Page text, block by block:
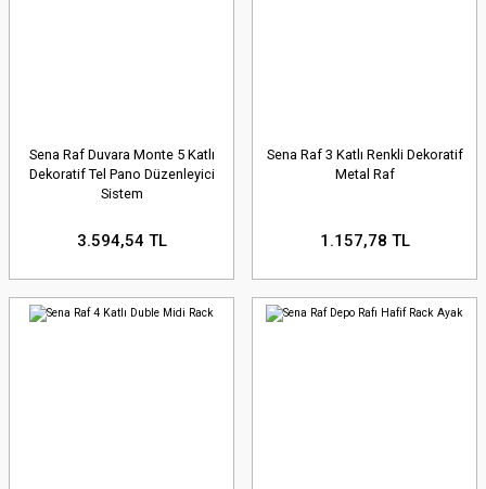
Sena Raf Duvara Monte 5 Katlı
Dekoratif Tel Pano Düzenleyici
Sistem
3.594,54 TL
Sena Raf 3 Katlı Renkli Dekoratif
Metal Raf
1.157,78 TL